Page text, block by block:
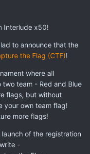
Interlude x50!
to announce that the
the Flag (CTF)!
where all
team - Red and Blue
flags, but without
your own team flag!
more flags!
of the registration
-